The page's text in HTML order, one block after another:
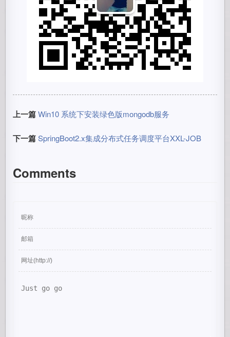
上一篇 Win10 系统下安装绿色版mongodb服务
下一篇 SpringBoot2.x集成分布式任务调度平台XXL-JOB
Comments